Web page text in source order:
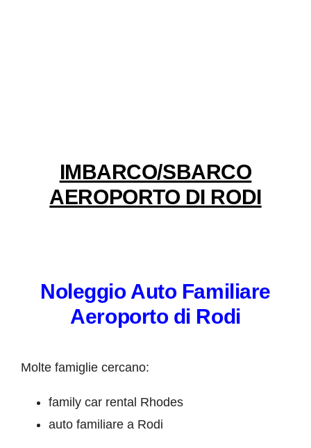
IMBARCO/SBARCO
AEROPORTO DI RODI
Noleggio Auto Familiare
Aeroporto di Rodi
Molte famiglie cercano:
family car rental Rhodes
auto familiare a Rodi